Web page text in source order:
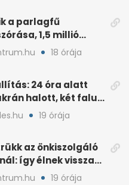
a parlagfű
1,5 millió
érinthet 18 órája
24 óra alatt
halott, két falu
19 órája
az önkiszolgáló
így élnek vissza
19 órája